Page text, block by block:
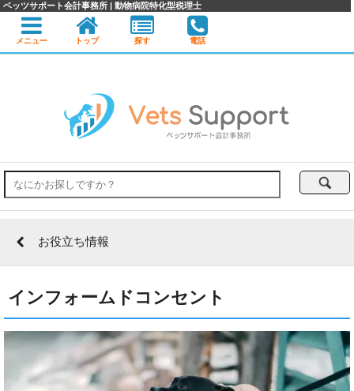
お役立ち情報
インフォームドコンセント
ベッツサポート会計事務所 | 動物病院特化型税理士
メニュー トップ 探す 電話